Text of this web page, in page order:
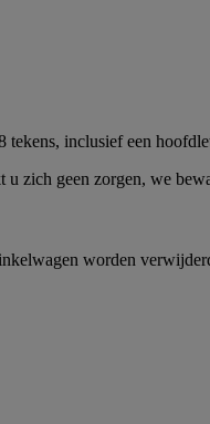
inclusief een
zich geen zorgen, we
worden